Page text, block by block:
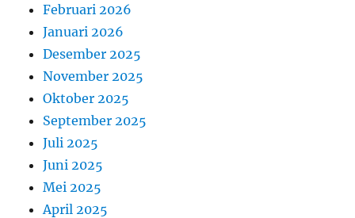
Februari 2026
Januari 2026
Desember 2025
November 2025
Oktober 2025
September 2025
Juli 2025
Juni 2025
Mei 2025
April 2025